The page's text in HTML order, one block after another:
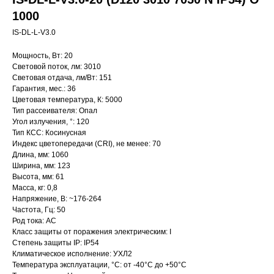
1000
IS-DL-L-V3.0
Мощность, Вт: 20
Световой поток, лм: 3010
Световая отдача, лм/Вт: 151
Гарантия, мес.: 36
Цветовая температура, К: 5000
Тип рассеивателя: Опал
Угол излучения, °: 120
Тип КСС: Косинусная
Индекс цветопередачи (CRI), не менее: 70
Длина, мм: 1060
Ширина, мм: 123
Высота, мм: 61
Масса, кг: 0,8
Напряжение, В: ~176-264
Частота, Гц: 50
Род тока: AC
Класс защиты от поражения электрическим: I
Степень защиты IP: IP54
Климатическое исполнение: УХЛ2
Температура эксплуатации, °С: от -40°C до +50°C